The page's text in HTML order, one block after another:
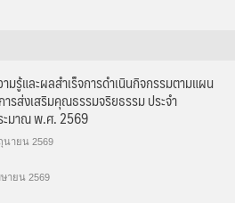
มรู้และผลสำเร็จการดำเนินกิจกรรมตามแผน
รส่งเสริมคุณธรรมจริยธรรม ประจำ
มาณ พ.ศ. 2569
นายน 2569
ษายน 2569